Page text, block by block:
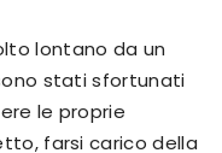
lontano da un
stati sfortunati
le proprie
farsi carico della